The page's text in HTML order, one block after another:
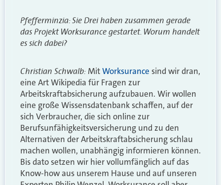
Pfefferminzia: Sie Drei haben zusammen gerade
das Projekt Worksurance gestartet. Worum handelt
es sich dabei?
Christian Schwalb:MitWorksurance sind wir dran,
eine Art Wikipedia für Fragen zur
Arbeitskraftabsicherung aufzubauen. Wir wollen
eine große Wissensdatenbank schaffen, auf der
sich Verbraucher, die sich online zur
Berufsunfähigkeitsversicherung und zu den
Alternativen der Arbeitskraftabsicherung schlau
machen wollen, unabhängig informieren können.
Bis dato setzen wir hier vollumfänglich auf das
Know-how aus unserem Hause und auf unseren